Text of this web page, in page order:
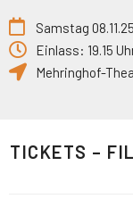
Samstag 08.11.25
Einlass: 19.15
Mehringhof-
TICKETS –